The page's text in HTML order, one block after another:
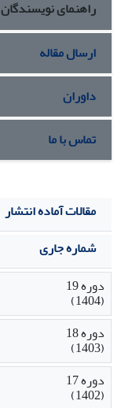
راهنمای نویسندگان
ارسال مقاله
داوران
تماس با ما
مقالات آماده انتشار
شماره جاری
دوره 19
(1404)
دوره 18
(1403)
دوره 17
(1402)